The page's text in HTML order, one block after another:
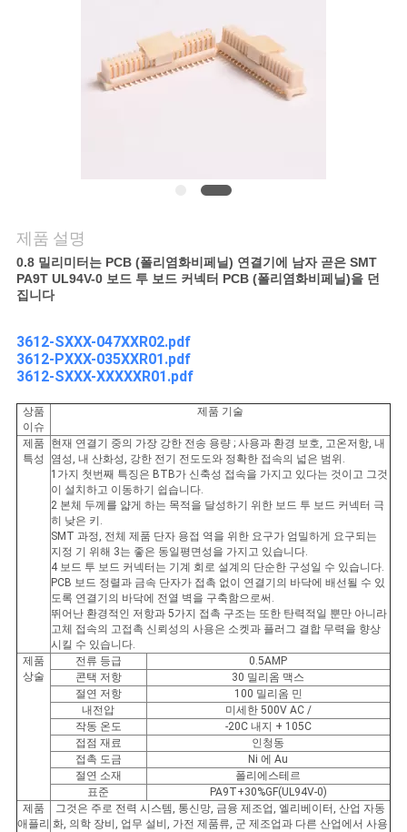
를
요
청
하
다
사
PRIVACY
POLICY
제품 설명
0.8 밀리미터는 PCB (폴리염화비페닐) 연결기에 남자 곧은 SMT
PA9T UL94V-0 보드 투 보드 커넥터 PCB (폴리염화비페닐)을 던
집니다
3612-SXXX-047XXR02.pdf
3612-PXXX-035XXR01.pdf
3612-SXXX-XXXXXR01.pdf
상품
이슈
제품 기술
제품
특성
현재 연결기 중의 가장 강한 전송 용량 ; 사용과 환경 보호, 고온저항, 내
염성, 내 산화성, 강한 전기 전도도와 정확한 접속의 넓은 범위.
1가지 첫번째 특징은 BTB가 신축성 접속을 가지고 있다는 것이고 그것
이 설치하고 이동하기 쉽습니다.
2 본체 두께를 얇게 하는 목적을 달성하기 위한 보드 투 보드 커넥터 극
히 낮은 키.
SMT 과정, 전체 제품 단자 용접 역을 위한 요구가 엄밀하게 요구되는
지정 기 위해 3는 좋은 동일평면성을 가지고 있습니다.
4 보드 투 보드 커넥터는 기계 회로 설계의 단순한 구성일 수 있습니다.
PCB 보드 정렬과 금속 단자가 접촉 없이 연결기의 바닥에 배선될 수 있
도록 연결기의 바닥에 전열 벽을 구축함으로써.
뛰어난 환경적인 저항과 5가지 접촉 구조는 또한 탄력적일 뿐만 아니라
고체 접속의 고접촉 신뢰성의 사용은 소켓과 플러그 결합 무력을 향상
시킬 수 있습니다.
제품
상술
전류 등급
0.5AMP
콘택 저항
30 밀리옴 맥스
절연 저항
100 밀리옴 민
내전압
미세한 500V AC /
작동 온도
-20C 내지 + 105C
접점 재료
인청동
접촉 도금
Ni 에 Au
절연 소재
폴리에스테르
표준
PA9T+30%GF(UL94V-0)
제품
애플리
그것은 주로 전력 시스템, 통신망, 금융 제조업, 엘리베이터, 산업 자동
화, 의학 장비, 업무 설비, 가전 제품류, 군 제조업과 다른 산업에서 사용